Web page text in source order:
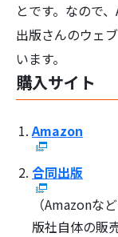
とです。なので
出版さんのウェ
います。
購入サイト
Amazon
合同出版
（Amazonな
版社自体の販